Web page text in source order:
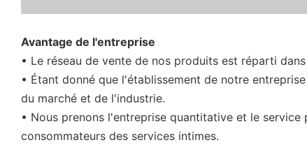
Avantage de l'entreprise
• Le réseau de vente de nos produits est réparti
• Étant donné que l'établissement de notre
du marché et de l'industrie.
• Nous prenons l'entreprise quantitative et le
consommateurs des services intimes.